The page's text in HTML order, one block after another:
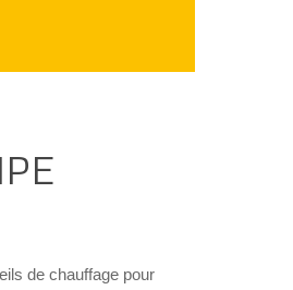
de chauffage pour